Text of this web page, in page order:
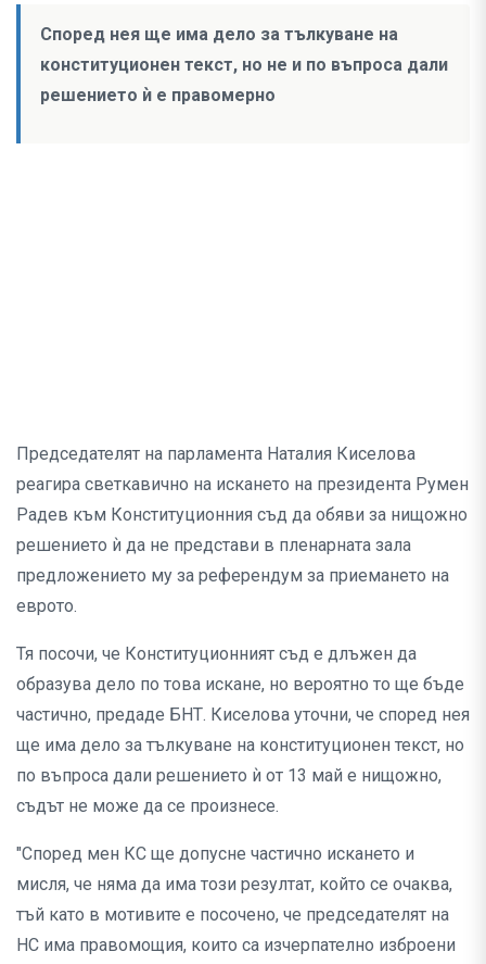
Според нея ще има дело за тълкуване на
конституционен текст, но не и по въпроса дали
решението ѝ е правомерно
Председателят на парламента Наталия Киселова
реагира светкавично на искането на президента Румен
Радев към Конституционния съд да обяви за нищожно
решението ѝ да не представи в пленарната зала
предложението му за референдум за приемането на
еврото.
Тя посочи, че Конституционният съд е длъжен да
образува дело по това искане, но вероятно то ще бъде
частично, предаде БНТ. Киселова уточни, че според нея
ще има дело за тълкуване на конституционен текст, но
по въпроса дали решението ѝ от 13 май е нищожно,
съдът не може да се произнесе.
"Според мен КС ще допусне частично искането и
мисля, че няма да има този резултат, който се очаква,
тъй като в мотивите е посочено, че председателят на
НС има правомощия, които са изчерпателно изброени